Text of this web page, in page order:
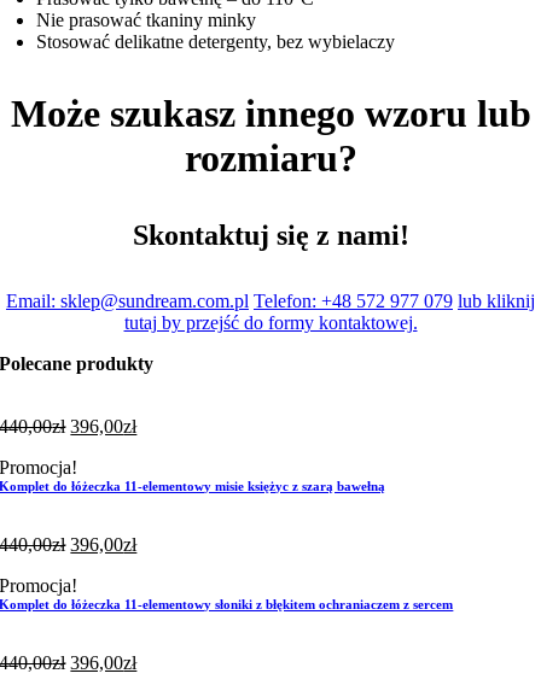
Nie prasować tkaniny minky
Stosować delikatne detergenty, bez wybielaczy
Może szukasz innego wzoru lub
rozmiaru?
Skontaktuj się z nami!
Email: sklep@sundream.com.pl Telefon: +48 572 977 079 lub kliknij
tutaj by przejść do formy kontaktowej.
Polecane produkty
440,00zł 396,00zł
Promocja!
Komplet do łóżeczka 11-elementowy misie księżyc z szarą bawełną
440,00zł 396,00zł
Promocja!
Komplet do łóżeczka 11-elementowy słoniki z błękitem ochraniaczem z sercem
440,00zł 396,00zł